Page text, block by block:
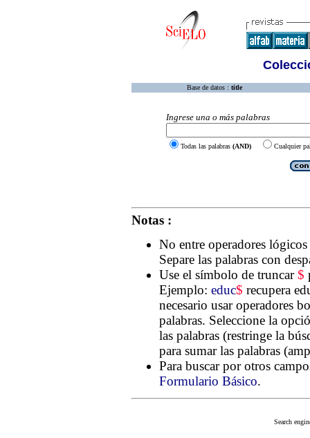
Base de datos : title
Ingrese una o más palabras
Todas las palabras (AND) Cualquier
Notas :
No entre operadores
Separe las palabras con
Use el símbolo de truncar$
Ejemplo: educ$ recupera
necesario usar operadores
palabras. Seleccione la
las palabras (restringe la
para sumar las palabras
Para buscar por otros
Formulario Básico.
Search